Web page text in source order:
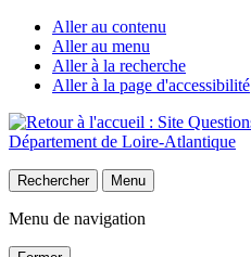
Aller au contenu
Aller au menu
Aller à la recherche
Aller à la page d'accessibilité
Rechercher Menu
Menu de navigation